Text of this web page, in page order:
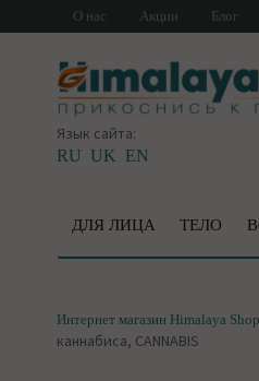
О нас Акции Блог
Язык сайта:
RU UK EN
ДЛЯ ЛИЦА ТЕЛО
Интернет магазин Himalaya Shop
каннабиса, CANNABIS